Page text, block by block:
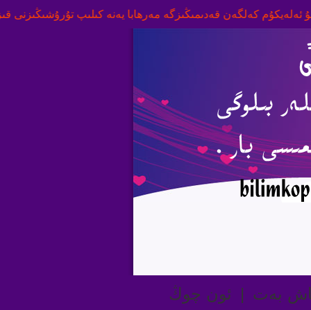
كەلگەن قەدىمىڭىزگە مەرھابا يەنە كىلىپ تۇرۇشىڭىزنى
بەت | ئون چوڭ